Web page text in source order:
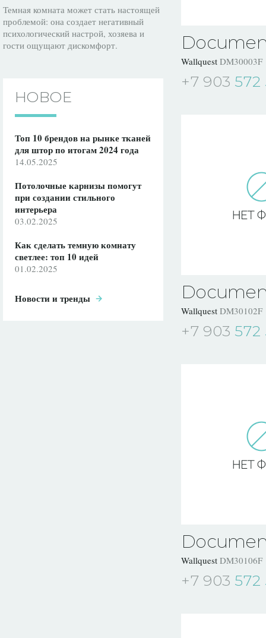
Темная комната может стать настоящей
проблемой: она создает негативный
психологический настрой, хозяева и
гости ощущают дискомфорт.
НОВОЕ
Топ 10 брендов на рынке тканей
для штор по итогам 2024 года
14.05.2025
Потолочные карнизы помогут
при создании стильного
интерьера
03.02.2025
Как сделать темную комнату
светлее: топ 10 идей
01.02.2025
Новости и тренды
Wallquest DM30003F
+7 903 572
Wallquest DM30102F
+7 903 572
Wallquest DM30106F
+7 903 572